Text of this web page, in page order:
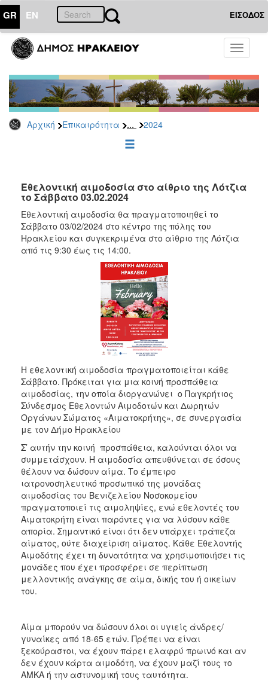
GR EN ΕΙΣΟΔΟΣ
Toggle
Αρχική Επικαιρότητα ... 2024
ΕΠΙΚΑΙΡΟΤΗΤΑ
Τύπου
Αρχείο
2026
2025
2022
2021
2020
2019
2018
2011
2010
2006
ΔΗΜΟΤΗΣ
ΕΠΙΣΚΕΠΤΗΣ
ΗΡΑΚΛΕΙΟ
Εθελοντική αιμοδοσία στο αίθριο της Λότζια
το Σάββατο 03.02.2024
Εθελοντική αιμοδοσία θα πραγματοποιηθεί το
Σάββατο 03/02/2024 στο κέντρο της πόλης του
Ηρακλείου και συγκεκριμένα στο αίθριο της Λότζια
από τις 9:30 έως τις 14:00.
Η εθελοντική αιμοδοσία πραγματοποιείται κάθε
Σάββατο. Πρόκειται για μια κοινή προσπάθεια
αιμοδοσίας, την οποία διοργανώνει ο Παγκρήτιος
Σύνδεσμος Εθελοντών Αιμοδοτών και Δωρητών
Οργάνων Σώματος «Αιματοκρήτης», σε συνεργασία
με τον Δήμο Ηρακλείου
Σ’ αυτήν την κοινή προσπάθεια, καλούνται όλοι να
συμμετάσχουν. Η αιμοδοσία απευθύνεται σε όσους
θέλουν να δώσουν αίμα. Το έμπειρο
ιατρονοσηλευτικό προσωπικό της μονάδας
αιμοδοσίας του Βενιζελείου Νοσοκομείου
πραγματοποιεί τις αιμοληψίες, ενώ εθελοντές του
Αιματοκρήτη είναι παρόντες για να λύσουν κάθε
απορία. Σημαντικό είναι ότι δεν υπάρχει τράπεζα
αίματος, ούτε διαχείριση αίματος. Κάθε Εθελοντής
Αιμοδότης έχει τη δυνατότητα να χρησιμοποιήσει τις
μονάδες που έχει προσφέρει σε περίπτωση
μελλοντικής ανάγκης σε αίμα, δικής του ή οικείων
του.
Αίμα μπορούν να δώσουν όλοι οι υγιείς άνδρες/
γυναίκες από 18-65 ετών. Πρέπει να είναι
ξεκούραστοι, να έχουν πάρει ελαφρύ πρωινό και αν
δεν έχουν κάρτα αιμοδότη, να έχουν μαζί τους το
ΑΜΚΑ ή την αστυνομική τους ταυτότητα.